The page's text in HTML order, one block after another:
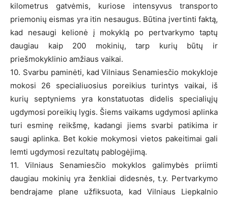
kilometrus gatvėmis, kuriose intensyvus transporto
priemonių eismas yra itin nesaugus. Būtina įvertinti faktą,
kad nesaugi kelionė į mokyklą po pertvarkymo taptų
daugiau kaip 200 mokinių, tarp kurių būtų ir
priešmokyklinio amžiaus vaikai.
10. Svarbu paminėti, kad Vilniaus Senamiesčio mokykloje
mokosi 26 specialiuosius poreikius turintys vaikai, iš
kurių septyniems yra konstatuotas didelis specialiųjų
ugdymosi poreikių lygis. Šiems vaikams ugdymosi aplinka
turi esminę reikšmę, kadangi jiems svarbi patikima ir
saugi aplinka. Bet kokie mokymosi vietos pakeitimai gali
lemti ugdymosi rezultatų pablogėjimą.
11. Vilniaus Senamiesčio mokyklos galimybės priimti
daugiau mokinių yra ženkliai didesnės, t.y. Pertvarkymo
bendrajame plane užfiksuota, kad Vilniaus Liepkalnio